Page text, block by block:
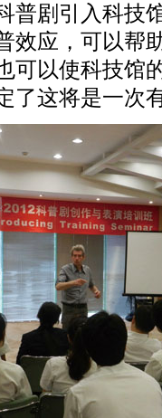
普剧引入科技
效应，可以帮
可以使科技馆
了这将是一次